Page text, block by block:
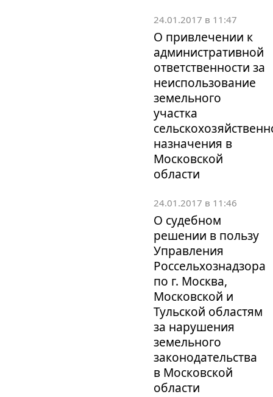
24.01.2017 в 11:47
О привлечении к
административной
ответственности за
неиспользование
земельного
участка
назначения в
Московской
области
24.01.2017 в 11:46
О судебном
решении в пользу
Управления
Россельхознадзора
по г. Москва,
Московской и
Тульской областям
за нарушения
земельного
законодательства
в Московской
области